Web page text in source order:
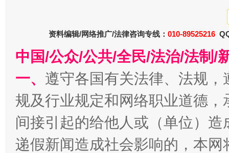
受贿1.44亿！段成刚被判无期 从幼
资料编辑/网络推广/法律咨询专线： 010-89525216
中国/公众/公共/全民/法治/法制/
一、 遵守各国有关法律、法规
规及行业规定和网络职业道德
间接引起的给他人或（单位）
递假新闻造成社会影响的，本